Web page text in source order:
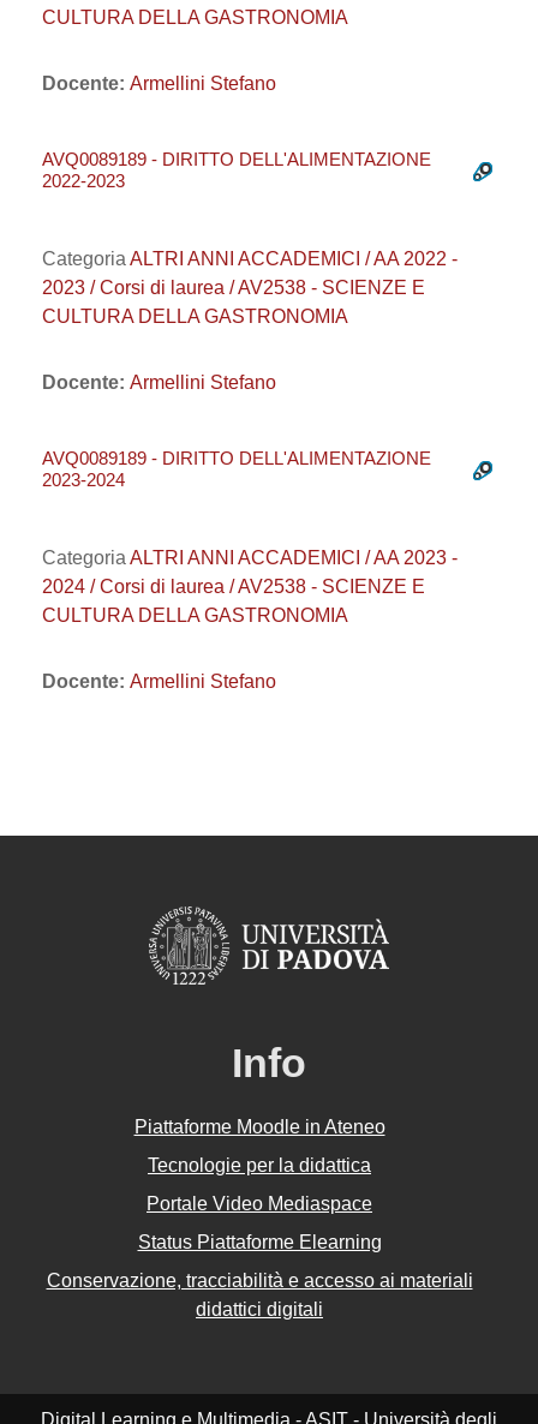
CULTURA DELLA GASTRONOMIA
Docente: Armellini Stefano
AVQ0089189 - DIRITTO DELL'ALIMENTAZIONE
2022-2023
Categoria ALTRI ANNI ACCADEMICI / AA 2022 -
2023 / Corsi di laurea / AV2538 - SCIENZE E
CULTURA DELLA GASTRONOMIA
Docente: Armellini Stefano
AVQ0089189 - DIRITTO DELL'ALIMENTAZIONE
2023-2024
Categoria ALTRI ANNI ACCADEMICI / AA 2023 -
2024 / Corsi di laurea / AV2538 - SCIENZE E
CULTURA DELLA GASTRONOMIA
Docente: Armellini Stefano
Info
Piattaforme Moodle in Ateneo
Tecnologie per la didattica
Portale Video Mediaspace
Status Piattaforme Elearning
Conservazione, tracciabilità e accesso ai materiali
didattici digitali
Digital Learning e Multimedia - ASIT - Università degli